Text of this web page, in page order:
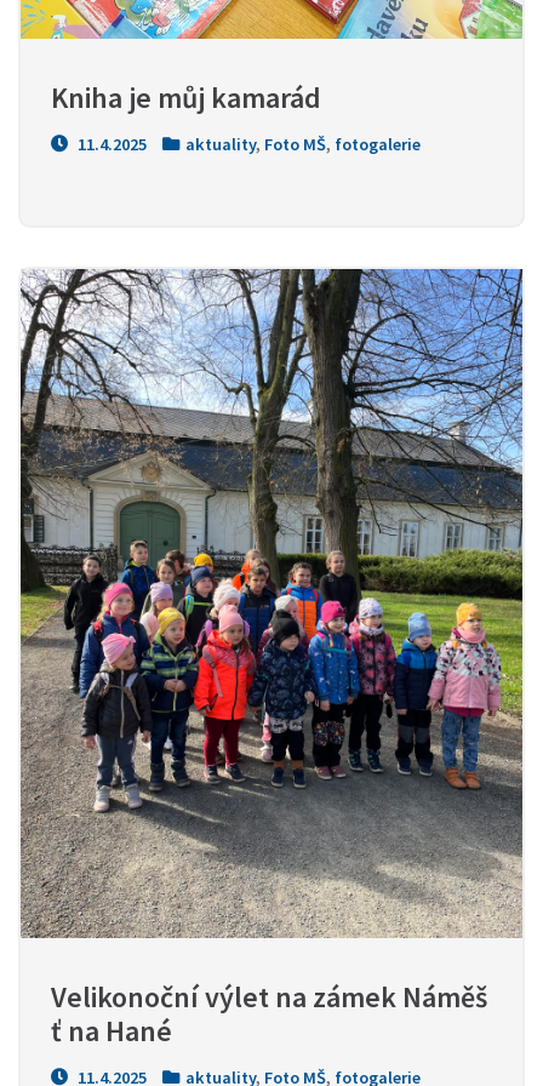
Kniha je můj kamarád
11.4.2025 aktuality, Foto MŠ, fotogalerie
Velikonoční výlet na zámek Náměš
ť na Hané
11.4.2025 aktuality, Foto MŠ, fotogalerie